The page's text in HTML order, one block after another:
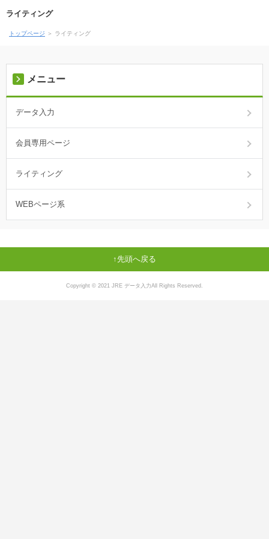
ライティング
トップページ ＞ ライティング
メニュー
データ入力
会員専用ページ
ライティング
WEBページ系
先頭へ戻る
Copyright © 2021 JRE データ入力All Rights Reserved.